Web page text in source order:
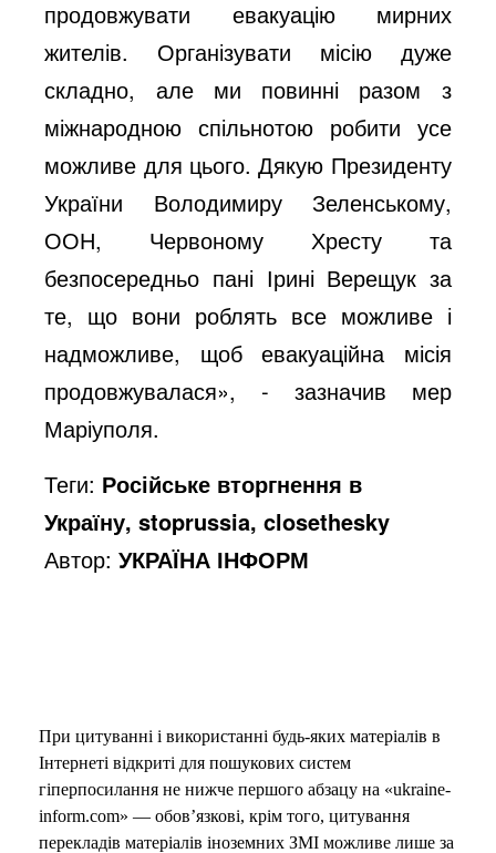
продовжувати евакуацію мирних
жителів. Організувати місію дуже
складно, але ми повинні разом з
міжнародною спільнотою робити усе
можливе для цього. Дякую Президенту
України Володимиру Зеленському,
ООН, Червоному Хресту та
безпосередньо пані Ірині Верещук за
те, що вони роблять все можливе і
надможливе, щоб евакуаційна місія
продовжувалася», - зазначив мер
Маріуполя.
Теги: Російське вторгнення в
Україну, stoprussia, closethesky
Автор:УКРАЇНА ІНФОРМ
При цитуванні і використанні будь-яких матеріалів в
Інтернеті відкриті для пошукових систем
гіперпосилання не нижче першого абзацу на «ukraine-
inform.com» — обов’язкові, крім того, цитування
перекладів матеріалів іноземних ЗМІ можливе лише за